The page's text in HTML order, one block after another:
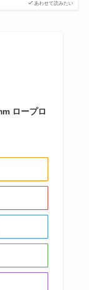
あわせて読みたい
ロープロ